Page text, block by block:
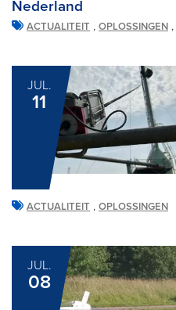
Nederland
ACTUALITEIT , OPLOSSINGEN ,
JUL.
11
ACTUALITEIT , OPLOSSINGEN
JUL.
08